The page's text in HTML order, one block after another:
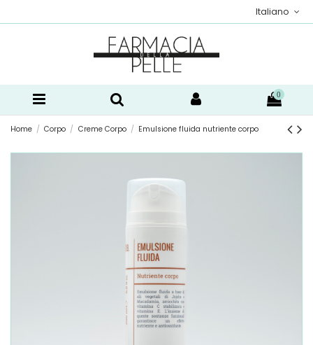
Italiano
0
Home Corpo Creme Corpo Emulsione fluida nutriente corpo